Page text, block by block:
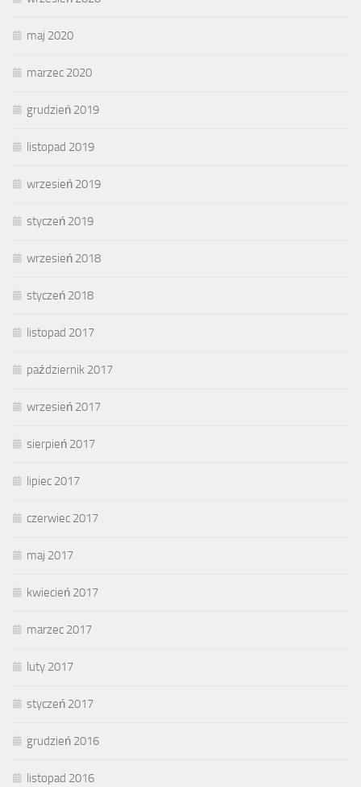
maj 2020
marzec 2020
grudzień 2019
listopad 2019
wrzesień 2019
styczeń 2019
wrzesień 2018
styczeń 2018
listopad 2017
październik 2017
wrzesień 2017
sierpień 2017
lipiec 2017
czerwiec 2017
maj 2017
kwiecień 2017
marzec 2017
luty 2017
styczeń 2017
grudzień 2016
listopad 2016